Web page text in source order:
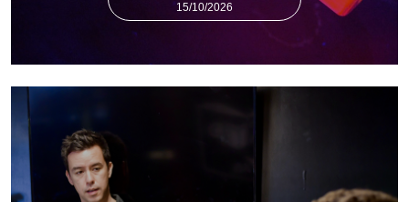
15/10/2026